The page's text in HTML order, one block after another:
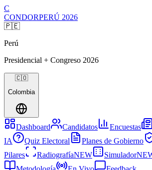
C
CONDORPERÚ 2026
🇵🇪
Perú
Presidencial + Congreso 2026
🇨🇴
Colombia
Dashboard Candidatos Encuestas
IA
Quiz Electoral Planes de Gobierno
Pilares
RadiografíaNEW Simulador